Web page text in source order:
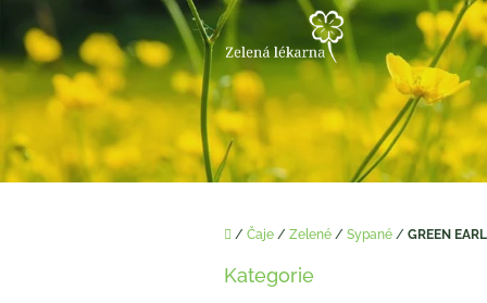
obsah
Domů
/ Čaje / Zelené / Sypané / GREEN
Přeskočit
Kategorie